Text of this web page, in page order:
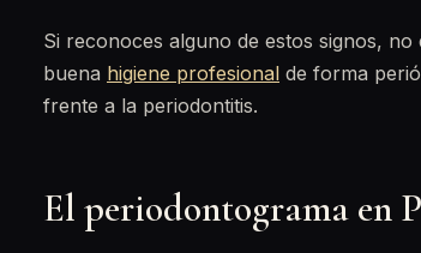
Si reconoces alguno de estos signos,
buena higiene profesional de forma
frente a la periodontitis.
El periodontograma en